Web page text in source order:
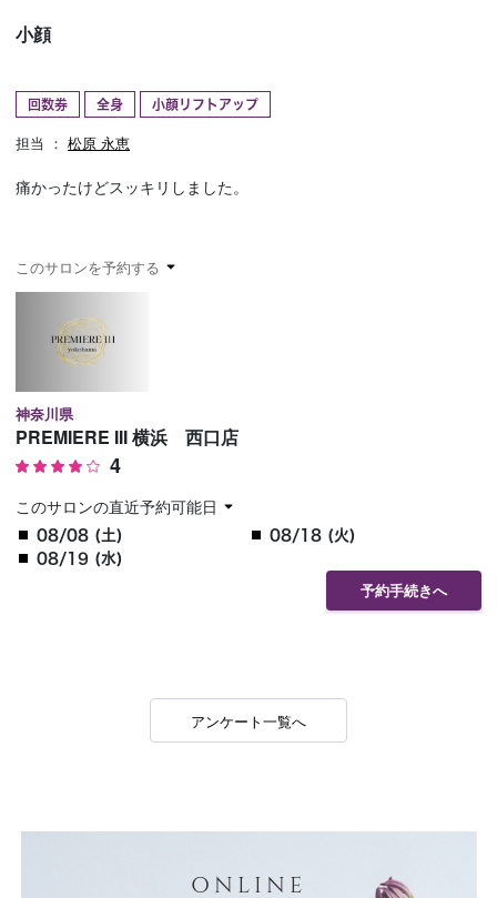
予約確認
小顔
回数券 全身 小顔リフトアップ
担当 ： 松原 永恵
痛かったけどスッキリしました。
このサロンを予約する
神奈川県
PREMIERE III 横浜 西口店
4
このサロンの直近予約可能日
08/08 (土)
08/18 (火)
08/19 (水)
予約手続きへ
アンケート一覧へ
ONLINE